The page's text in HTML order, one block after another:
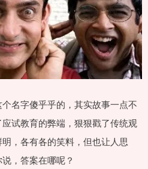
名字傻乎乎的，其实故事一点不
试教育的弊端，狠狠戳了传统观
，各有各的笑料，但也让人思
，答案在哪呢？